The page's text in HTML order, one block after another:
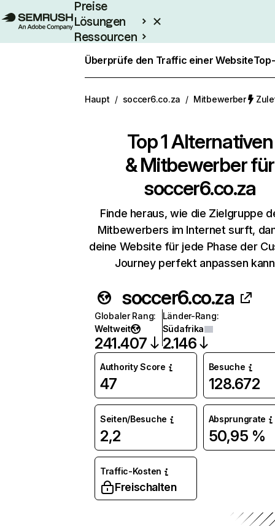
Preise
Lösungen
Ressourcen
Enterprise
Überprüfe den Traffic einer Website
Haupt / soccer6.co.za / Mitbewerber
Top 1 Alternativen
& Mitbewerber für
soccer6.co.za
Finde heraus, wie die Zielgruppe
Mitbewerbers im Internet surft,
deine Website für jede Phase der
Journey perfekt anpassen
soccer6.co.za
Globaler Rang:
Weltweit
241.407
Länder-Rang:
Südafrika
2.146
Authority Score
47
Besuche
128.672
Seiten/Besuche
2,2
Absprungrate
50,95 %
Traffic-Kosten
Freischalten